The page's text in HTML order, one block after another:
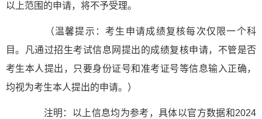
以上范围的申请，将不予受理。
（温馨提示：考生申请成绩复核每次仅限一个科
目。凡通过招生考试信息网提出的成绩复核申请，不管是否
考生本人提出，只要身份证号和准考证号等信息输入正确，
均视为考生本人提出的申请。）
注明：以上信息均为参考，具体以官方数据和2024